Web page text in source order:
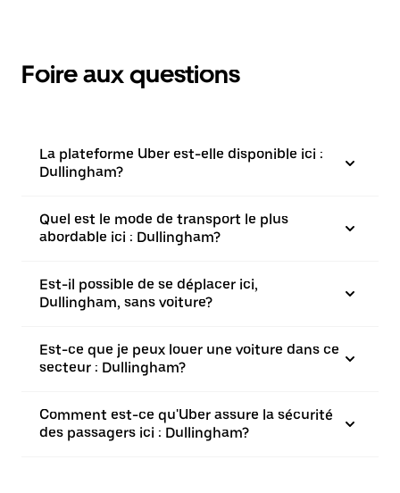
Foire aux questions
La plateforme Uber est-elle disponible ici :
Dullingham?
Quel est le mode de transport le plus
abordable ici : Dullingham?
Est-il possible de se déplacer ici,
Dullingham, sans voiture?
Est-ce que je peux louer une voiture dans ce
secteur : Dullingham?
Comment est-ce qu'Uber assure la sécurité
des passagers ici : Dullingham?